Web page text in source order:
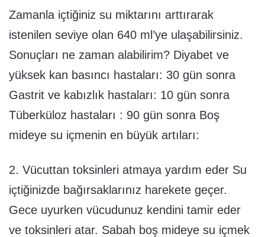
Zamanla içtiğiniz su miktarını arttırarak
istenilen seviye olan 640 ml’ye ulaşabilirsiniz.
Sonuçları ne zaman alabilirim? Diyabet ve
yüksek kan basıncı hastaları: 30 gün sonra
Gastrit ve kabızlık hastaları: 10 gün sonra
Tüberküloz hastaları : 90 gün sonra Boş
mideye su içmenin en büyük artıları:
2. Vücuttan toksinleri atmaya yardım eder Su
içtiğinizde bağırsaklarınız harekete geçer.
Gece uyurken vücudunuz kendini tamir eder
ve toksinleri atar. Sabah boş mideye su içmek